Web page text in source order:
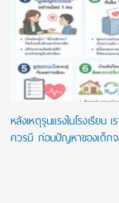
หลังเหตุรุนแรงในโรงเรียน
ควรมี ก่อนปัญหาของเด็กจ